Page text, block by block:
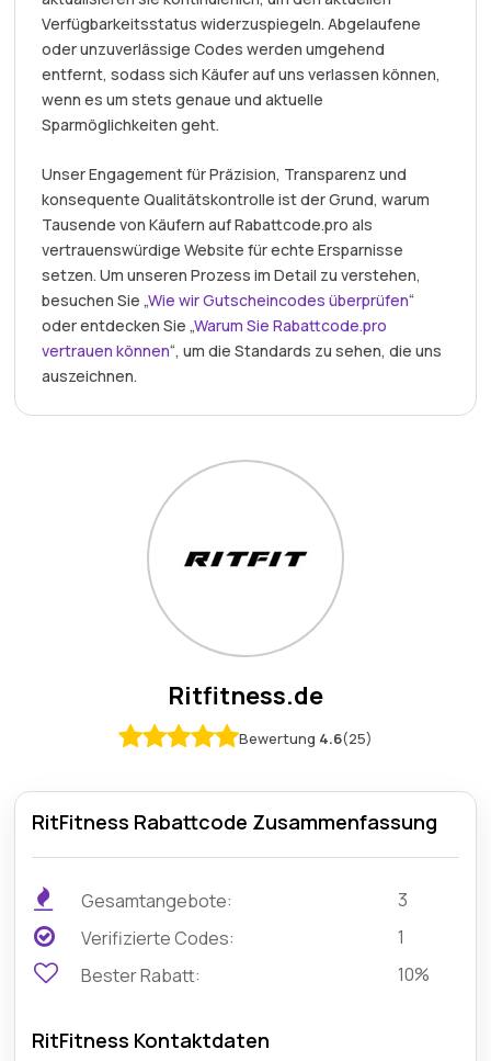
Verfügbarkeitsstatus widerzuspiegeln. Abgelaufene
oder unzuverlässige Codes werden umgehend
entfernt, sodass sich Käufer auf uns verlassen können,
wenn es um stets genaue und aktuelle
Sparmöglichkeiten geht.
Unser Engagement für Präzision, Transparenz und
konsequente Qualitätskontrolle ist der Grund, warum
Tausende von Käufern auf Rabattcode.pro als
vertrauenswürdige Website für echte Ersparnisse
setzen. Um unseren Prozess im Detail zu verstehen,
besuchen Sie „Wie wir Gutscheincodes überprüfen“
oder entdecken Sie „Warum Sie Rabattcode.pro
vertrauen können“, um die Standards zu sehen, die uns
auszeichnen.
Ritfitness.de
Bewertung 4.6(25)
RitFitness Rabattcode Zusammenfassung
Gesamtangebote:
3
Verifizierte Codes:
1
Bester Rabatt:
10%
RitFitness Kontaktdaten